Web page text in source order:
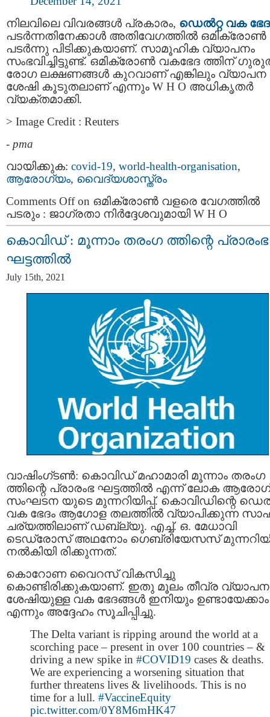
നിലവിലെ വിവരങ്ങൾ പ്രകാരം, ഡെൽറ്റ വക
പടര്‍ന്നതിനേക്കാള്‍ അതിവേഗത്തിൽ ഒമിക്രോൺ
പടർന്നു പിടിക്കുകയാണ്. സാമൂഹിക വ്യാപനം
സംഭവിച്ചിട്ടുണ്ട്. ഒമിക്രോൺ വകഭേദ ത്തിന്
രോഗ ലക്ഷണങ്ങൾ കുറവാണ് എങ്കിലും വ്യാപന
ശേഷി കൂടുതലാണ് എന്നും W H O അധികൃതര്‍
വ്യക്തമാക്കി.
> Image Credit : Reuters
- pma
വായിക്കുക: covid-19, world-health-organisation,
ആരോഗ്യം, വൈദ്യശാസ്ത്രം
Comments Offon ഒമിക്രോൺ വളരെ വേഗത്തിൽ
പടരും : ജാഗ്രതാ നിര്‍ദ്ദേശവുമായി W H O
കൊവിഡ് : മൂന്നാം തരംഗ ത്തിന്റെ പ്രാരംഭ
ഘട്ടത്തില്‍
July 15th, 2021
വാഷിംഗ്ടണ്‍: കൊവിഡ് മഹാമാരി മൂന്നാം തരംഗ
ത്തിന്റെ പ്രാരംഭ ഘട്ടത്തില്‍ എന്ന് ലോക
സംഘടന യുടെ മുന്നറിയിപ്പ്. കൊവിഡിന്റെ
വക ഭേദം ആഗോള തലത്തില്‍ വ്യാപിക്കുന്ന
ചര്യത്തിലാണ് ഡബ്ല്യു. എച്ച്. ഒ. മേധാവി
ടെഡ്രോസ് അഥനോം ഗെബ്രിയേസസ്
നല്‍കിയി രിക്കുന്നത്.
കൊറോണ വൈറസ് വികസിച്ചു
കൊണ്ടിരിക്കുകയാണ്. ഇതു മൂലം തീവ്ര വ്യാപന
ശേഷിയുള്ള വക ഭേദങ്ങള്‍ ഇനിയും ഉണ്ടായേക്കാം
എന്നും അദ്ദേഹം സൂചിപ്പിച്ചു.
The Delta variant is ripping around the world at a
scorching pace – present in over 100 countries – &
driving a new spike in #COVID19 cases & deaths.
We are experiencing a worsening situation that
further threatens lives & livelihoods. This is no
time for a lull. #VaccineEquity
pic.twitter.com/0Y8M6mHK47